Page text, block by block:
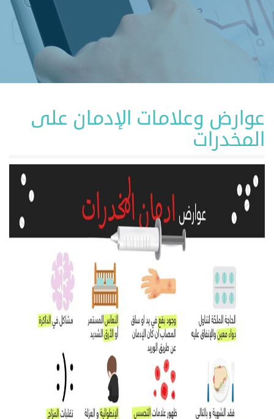
عوارض وعلامات الإدمان على
المخدرات